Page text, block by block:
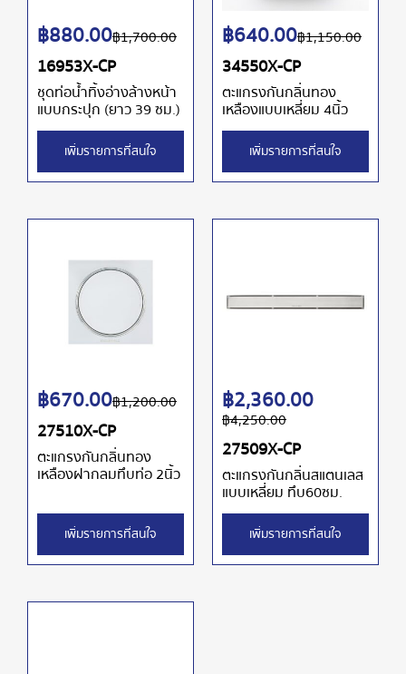
16953X-CP
ชุดท่อน้ำทิ้งอ่างล้างหน้า
แบบกระปุก (ยาว 39 ซม.)
฿1,700.00
฿880.00
เพิ่มรายการที่สนใจ
34550X-CP
ตะแกรงกันกลิ่นทอง
เหลืองแบบเหลี่ยม 4นิ้ว
฿1,150.00
฿640.00
เพิ่มรายการที่สนใจ
27510X-CP
ตะแกรงกันกลิ่นทอง
เหลืองฝากลมทึบท่อ 2นิ้ว
฿1,200.00
฿670.00
เพิ่มรายการที่สนใจ
27509X-CP
ตะแกรงกันกลิ่นสแตนเลส
แบบเหลี่ยม ทึบ60ซม.
฿4,250.00
฿2,360.00
เพิ่มรายการที่สนใจ